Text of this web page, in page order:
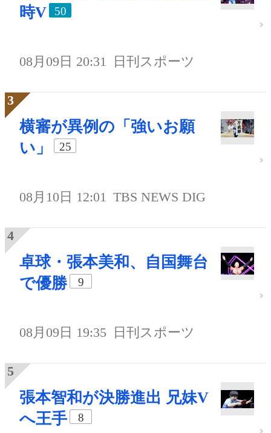
時V
50
08月09日 20:31 日刊スポーツ
横審が異例の「強いお願
い」
25
08月10日 12:01 TBS NEWS DIG
卓球・張本美和、自国舞台
で優勝
9
08月09日 19:35 日刊スポーツ
張本智和が決勝進出 兄妹V
へ王手
8